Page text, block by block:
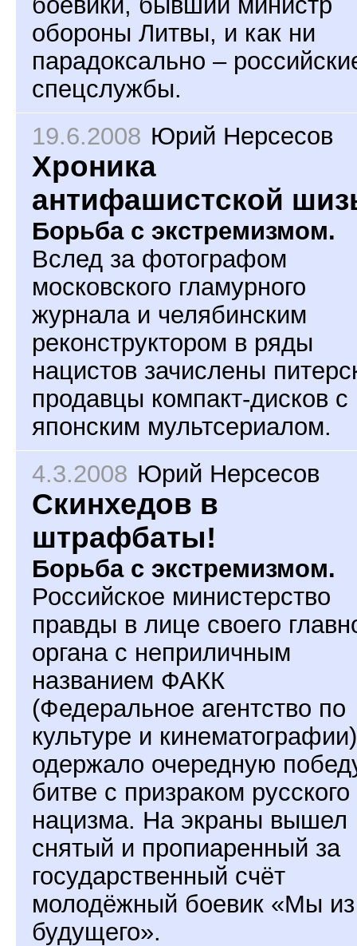
обороны Литвы, и как ни
парадоксально –
спецслужбы.
19.6.2008 Юрий Нерсесов
Хроника
антифашистской
Борьба с экстремизмом.
Вслед за фотографом
московского гламурного
журнала и челябинским
реконструктором в ряды
нацистов зачислены
продавцы компакт-дисков с
японским мультсериалом.
4.3.2008 Юрий Нерсесов
Скинхедов в
штрафбаты!
Борьба с экстремизмом.
Российское министерство
правды в лице своего
органа с неприличным
названием ФАКК
(Федеральное агентство по
культуре и кинематографии)
одержало очередную
битве с призраком русского
нацизма. На экраны вышел
снятый и пропиаренный за
государственный счёт
молодёжный боевик «Мы из
будущего».